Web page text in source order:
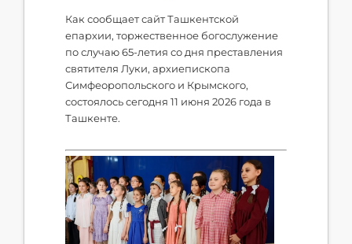
Как сообщает сайт Ташкентской
епархии, торжественное богослужение
по случаю 65-летия со дня преставления
святителя Луки, архиепископа
Симфеоропольского и Крымского,
состоялось сегодня 11 июня 2026 года в
Ташкенте.